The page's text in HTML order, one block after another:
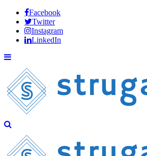
Facebook
Twitter
Instagram
LinkedIn